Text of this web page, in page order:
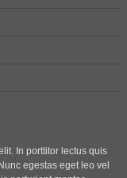
In porttitor lectus quis
egestas eget leo vel